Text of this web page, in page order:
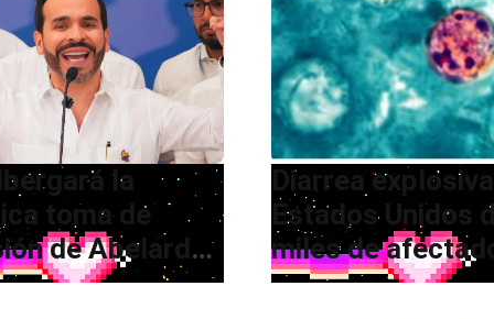
la
toma de
de Abelardo
Diarrea
Estados Unidos
miles de